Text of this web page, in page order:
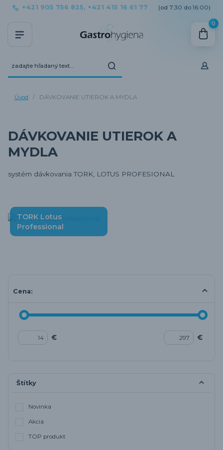
+421 905 756 825, +421 415 16 61 77 (od 7:30 do 16:00)
0
Úvod DÁVKOVANIE UTIEROK A MYDLA
DÁVKOVANIE UTIEROK A
MYDLA
systém dávkovania TORK, LOTUS PROFESIONAL
TORK Lotus
Professional
Cena:
€ €
Štítky
Novinka
Akcia
TOP produkt